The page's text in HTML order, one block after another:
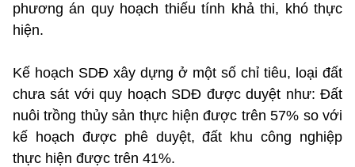
phương án quy hoạch thiếu tính khả thi, khó thực
hiện.
Kế hoạch SDĐ xây dựng ở một số chỉ tiêu, loại đất
chưa sát với quy hoạch SDĐ được duyệt như: Đất
nuôi trồng thủy sản thực hiện được trên 57% so với
kế hoạch được phê duyệt, đất khu công nghiệp
thực hiện được trên 41%.